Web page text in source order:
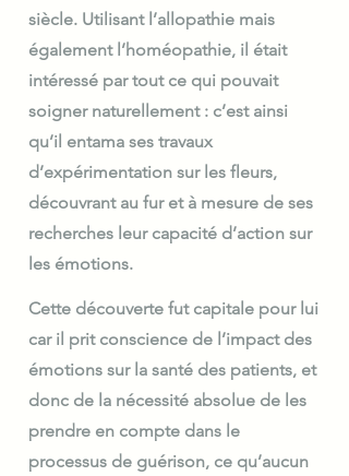
siècle. Utilisant l’allopathie mais
également l’homéopathie, il était
intéressé par tout ce qui pouvait
soigner naturellement : c’est ainsi
qu’il entama ses travaux
d’expérimentation sur les fleurs,
découvrant au fur et à mesure de ses
recherches leur capacité d’action sur
les émotions. ​
Cette découverte fut capitale pour lui
car il prit conscience de l’impact des
émotions sur la santé des patients, et
donc de la nécessité absolue de les
prendre en compte dans le
processus de guérison, ce qu’aucun